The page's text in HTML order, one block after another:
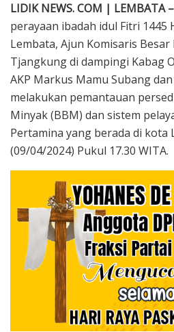
LIDIK NEWS. COM | LEMBATA –
perayaan ibadah idul Fitri 1445
Lembata, Ajun Komisaris Besar
Tjangkung di dampingi Kabag
AKP Markus Mamu Subang
melakukan pemantauan
Minyak (BBM) dan sistem
Pertamina yang berada di kota
(09/04/2024) Pukul 17.30 WITA.